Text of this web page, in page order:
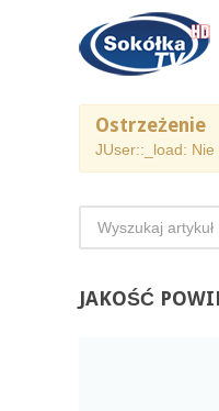
Ostrzeżenie
JUser::_load: Nie
JAKOŚĆ